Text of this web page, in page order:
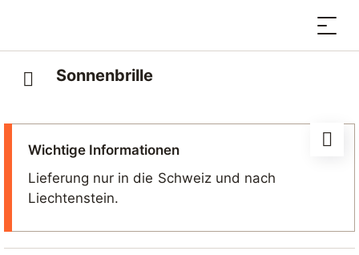
Sonnenbrille
Wichtige Informationen
Lieferung nur in die Schweiz und nach
Liechtenstein.